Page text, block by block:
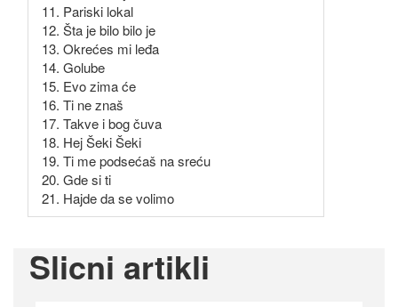
11. Pariski lokal
12. Šta je bilo bilo je
13. Okrećes mi leđa
14. Golube
15. Evo zima će
16. Ti ne znaš
17. Takve i bog čuva
18. Hej Šeki Šeki
19. Ti me podsećaš na sreću
20. Gde si ti
21. Hajde da se volimo
Slicni artikli